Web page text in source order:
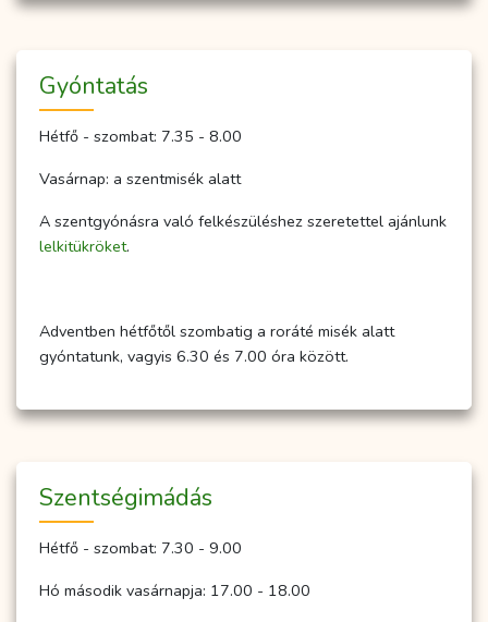
Gyóntatás
Hétfő - szombat: 7.35 - 8.00
Vasárnap: a szentmisék alatt
A szentgyónásra való felkészüléshez szeretettel ajánlunk
lelkitükröket.
Adventben hétfőtől szombatig a roráté misék alatt
gyóntatunk, vagyis 6.30 és 7.00 óra között.
Szent­ség­imá­dás
Hétfő - szombat: 7.30 - 9.00
Hó második vasárnapja: 17.00 - 18.00